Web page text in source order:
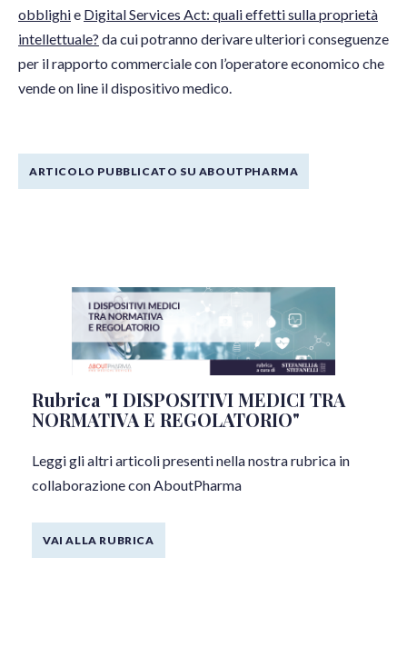
obblighie Digital Services Act: quali effetti sulla proprietà
intellettuale? da cui potranno derivare ulteriori conseguenze
per il rapporto commerciale con l’operatore economico che
vende on line il dispositivo medico.
ARTICOLO PUBBLICATO SU ABOUTPHARMA
Rubrica "I DISPOSITIVI MEDICI TRA
NORMATIVA E REGOLATORIO"
Leggi gli altri articoli presenti nella nostra rubrica in
collaborazione con AboutPharma
VAI ALLA RUBRICA